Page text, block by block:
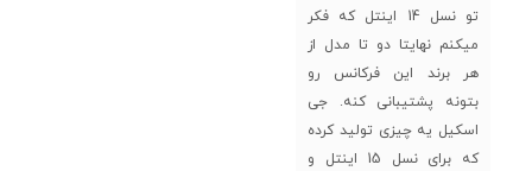
تو نسل 14 اینتل که فکر
میکنم نهایتا دو تا مدل از
هر برند این فرکانس رو
بتونه پشتیبانی کنه. جی
اسکیل یه چیزی تولید کرده
که برای نسل 15 اینتل و